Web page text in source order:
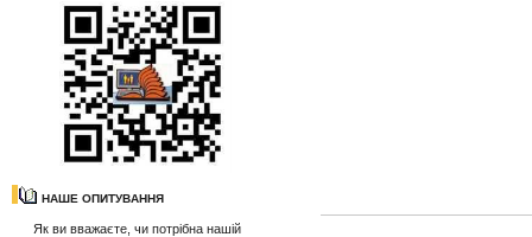
НАШЕ ОПИТУВАННЯ
Як ви вважаєте, чи потрібна нашій